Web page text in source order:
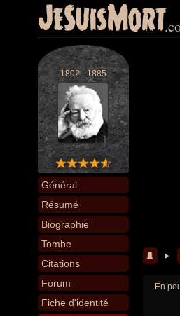
JeSuisMort
1802 - 1885
Général
Résumé
Biographie
Tombe
Citations
Forum
Fiche d'identité
►
En